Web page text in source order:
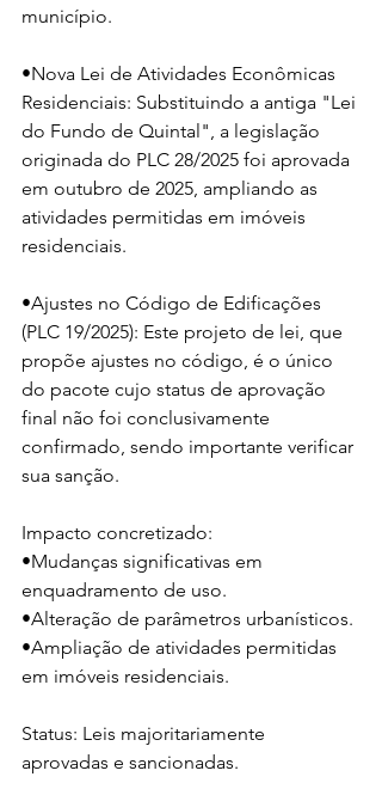
município.
•Nova Lei de Atividades Econômicas
Residenciais: Substituindo a antiga "Lei
do Fundo de Quintal", a legislação
originada do PLC 28/2025 foi aprovada
em outubro de 2025, ampliando as
atividades permitidas em imóveis
residenciais.
•Ajustes no Código de Edificações
(PLC 19/2025): Este projeto de lei, que
propõe ajustes no código, é o único
do pacote cujo status de aprovação
final não foi conclusivamente
confirmado, sendo importante verificar
sua sanção.
Impacto concretizado:
•Mudanças significativas em
enquadramento de uso.
•Alteração de parâmetros urbanísticos.
•Ampliação de atividades permitidas
em imóveis residenciais.
Status: Leis majoritariamente
aprovadas e sancionadas.